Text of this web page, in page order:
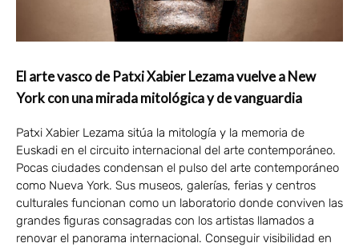
El arte vasco de Patxi Xabier Lezama vuelve a New
York con una mirada mitológica y de vanguardia
Patxi Xabier Lezama sitúa la mitología y la memoria de
Euskadi en el circuito internacional del arte contemporáneo.
Pocas ciudades condensan el pulso del arte contemporáneo
como Nueva York. Sus museos, galerías, ferias y centros
culturales funcionan como un laboratorio donde conviven las
grandes figuras consagradas con los artistas llamados a
renovar el panorama internacional. Conseguir visibilidad en